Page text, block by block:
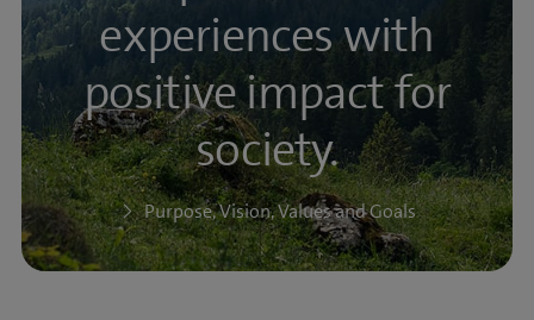
experiences with
positive impact for
society.
Purpose, Vision, Values and Goals